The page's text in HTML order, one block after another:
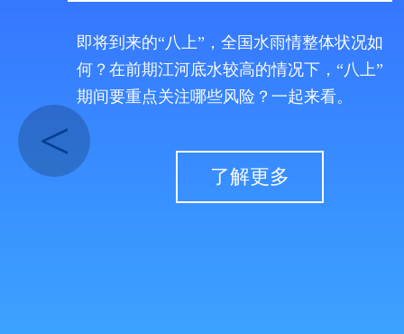
<
即将到来的“八上”，全国水雨情整体状况如
何？在前期江河底水较高的情况下，“八上”
期间要重点关注哪些风险？一起来看。
了解更多